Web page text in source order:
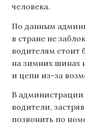
человека.
По данным
в стране не
водителям стоит
на зимних шинах
и цепи из-за
В администрации
водители,
позвонить по